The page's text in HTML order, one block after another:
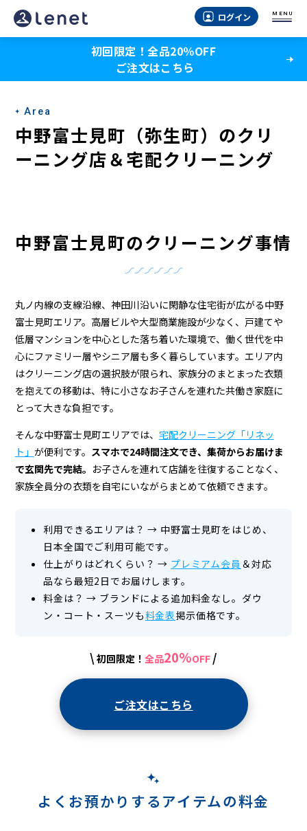
中
野
士
見
町
の
ー
グ
店
＆
宅
配
ク
リ
ー
ログイン MENU
初回限定！全品20％OFF
ご注文はこちら
Area
中野富士見町（弥生町）のクリ
ーニング店＆宅配クリーニング
中野富士見町のクリーニング事情
丸ノ内線の支線沿線、神田川沿いに閑静な住宅街が広がる中野
富士見町エリア。高層ビルや大型商業施設が少なく、戸建てや
低層マンションを中心とした落ち着いた環境で、働く世代を中
心にファミリー層やシニア層も多く暮らしています。エリア内
はクリーニング店の選択肢が限られ、家族分のまとまった衣類
を抱えての移動は、特に小さなお子さんを連れた共働き家庭に
とって大きな負担です。
そんな中野富士見町エリアでは、 宅配クリーニング「リネッ
ト」 が便利です。 スマホで24時間注文でき、集荷からお届けま
で玄関先で完結。 お子さんを連れて店舗を往復することなく、
家族全員分の衣類を自宅にいながらまとめて依頼できます。
利用できるエリアは？ → 中野富士見町をはじめ、
日本全国でご利用可能です。
仕上がりはどれくらい？ → プレミアム会員 ＆対応
品なら最短2日でお届けします。
料金は？ → ブランドによる追加料金なし。ダウ
ン・コート・スーツも料金表掲示価格です。
\ 初回限定！ 全品20%OFF /
ご注文はこちら
よくお預かりするアイテムの料金